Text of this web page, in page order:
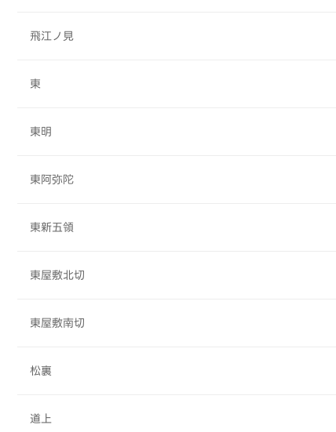
飛江ノ見
東
東明
東阿弥陀
東新五領
東屋敷北切
東屋敷南切
松裏
道上